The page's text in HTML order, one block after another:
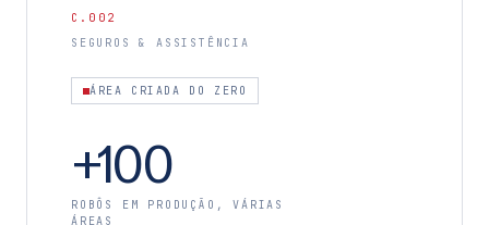
C.002
SEGUROS & ASSISTÊNCIA
ÁREA CRIADA DO ZERO
+100
ROBÔS EM PRODUÇÃO, VÁRIAS
ÁREAS